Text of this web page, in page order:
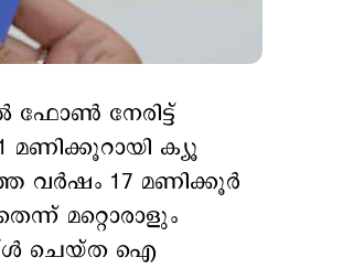
ഫോണ്‍ നേരിട്ട്
മണിക്കൂറായി ക്യൂ
വര്‍ഷം 17 മണിക്കൂര്‍
മറ്റൊരാളും
ചെയ്ത ഐ